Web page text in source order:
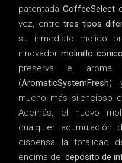
patentadaCoffeeSelect
vez, entre tres tipos
su inmediato molido
innovadormolinillo cónico
preserva el
(AromaticSystemFresh)
mucho más silencioso
Además, el nuevo
cualquier
dispensa la totalidad
encima deldepósito de